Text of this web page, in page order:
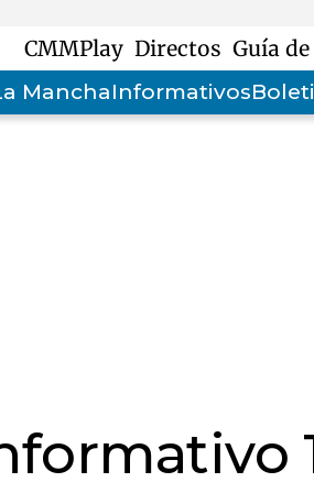
CMMPlay Directos Guía
ManchaInformativos